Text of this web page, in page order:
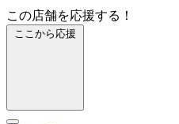
この店舗を応援する！
ここから応援